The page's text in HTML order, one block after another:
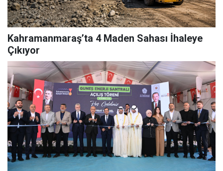
Kahramanmaraş’ta 4 Maden Sahası İhaleye
Çıkıyor